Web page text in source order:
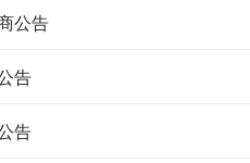
公告
告
告